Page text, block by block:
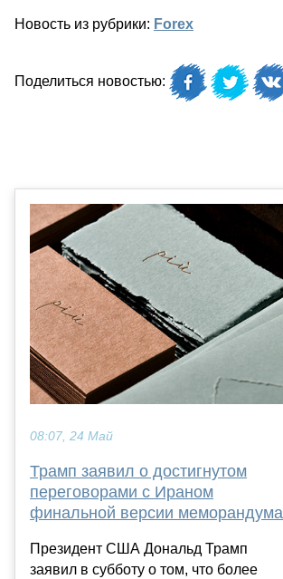
Новость из рубрики: Forex
Поделиться новостью:
08:07, 24 Май
Трамп заявил о достигнутом
переговорами с Ираном
финальной версии меморандума
Президент США Дональд Трамп
заявил в субботу о том, что более